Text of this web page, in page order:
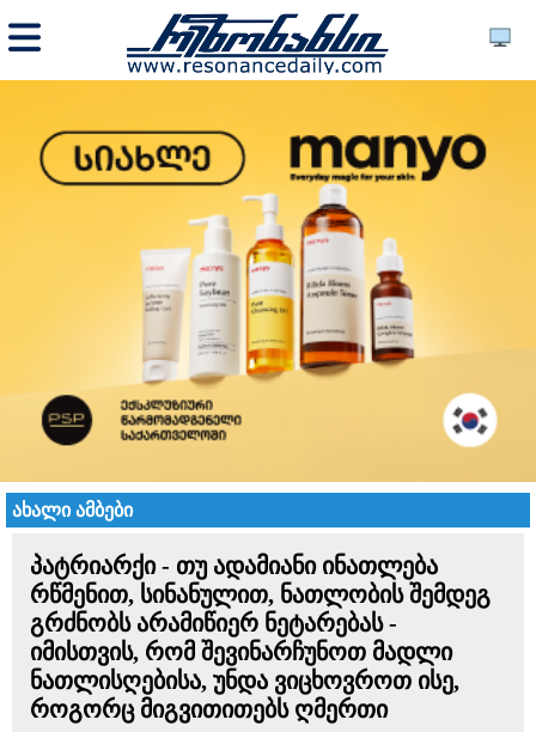
ახალი ამბები
პატრიარქი - თუ ადამიანი ინათლება
რწმენით, სინანულით, ნათლობის შემდეგ
გრძნობს არამიწიერ ნეტარებას -
იმისთვის, რომ შევინარჩუნოთ მადლი
ნათლისღებისა, უნდა ვიცხოვროთ ისე,
როგორც მიგვითითებს ღმერთი